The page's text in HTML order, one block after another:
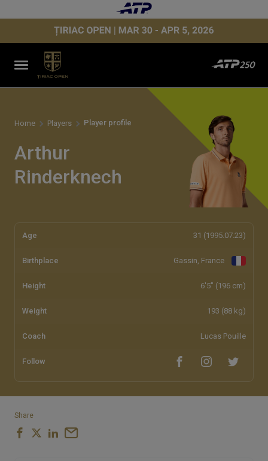
Home Players Player profile
Arthur
Rinderknech
Age 31 (1995.07.23)
Birthplace Gassin, France
Height 6'5" (196 cm)
Weight 193 (88 kg)
Coach Lucas Pouille
Follow
Share